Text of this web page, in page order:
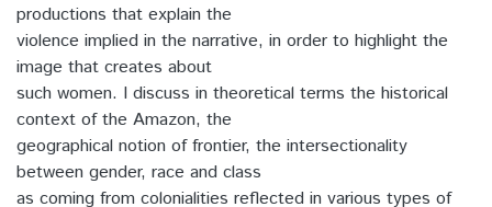
productions that explain the
violence implied in the narrative, in order to highlight the
image that creates about
such women. I discuss in theoretical terms the historical
context of the Amazon, the
geographical notion of frontier, the intersectionality
between gender, race and class
as coming from colonialities reflected in various types of